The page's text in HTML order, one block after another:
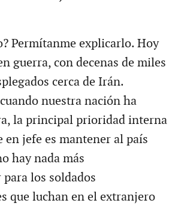
Permítanme explicarlo. Hoy
guerra, con decenas de miles
cerca de Irán.
nuestra nación ha
la principal prioridad interna
en jefe es mantener al país
hay nada más
los soldados
que luchan en el extranjero